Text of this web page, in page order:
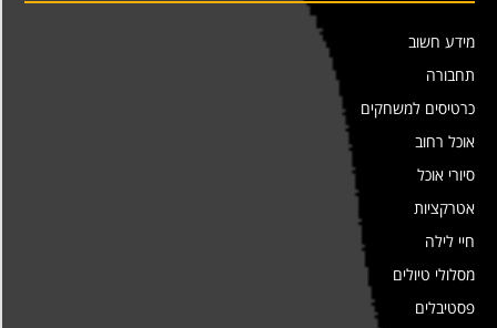
מידע חשוב
תחבורה
כרטיסים למשחקים
אוכל רחוב
סיורי אוכל
אטרקציות
חיי לילה
מסלולי טיולים
פסטיבלים